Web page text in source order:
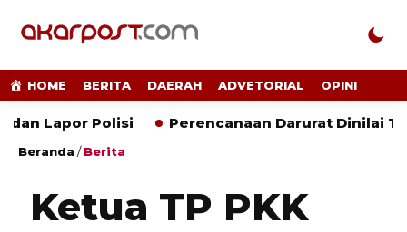
HOME BERITA DAERAH ADVETORIAL OPINI
Polisi Perencanaan Darurat Dinilai Tak
Beranda /Berita
Ketua TP PKK